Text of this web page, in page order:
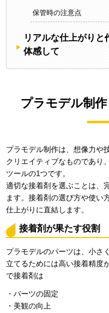
保管時の注意点
リアルな仕上がり
体感して
プラモデル制
プラモデル制作は、想像力や
クリエイティブなものであり
ツールの1つです。
適切な接着剤を選ぶことは、
ます。接着剤の選び方や使い
仕上がりに直結します。
接着剤が果たす役割
プラモデルのパーツは、小さ
立てるためには高い接着精度
で接着剤は
・パーツの固定
・美観の向上